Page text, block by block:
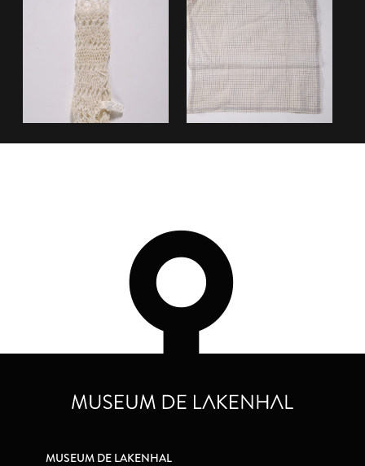
MUSEUM DE LAKENHAL